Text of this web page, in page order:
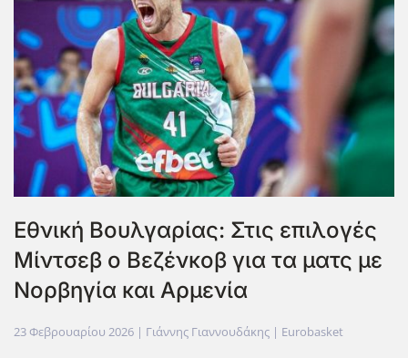
Εθνική Βουλγαρίας: Στις επιλογές
Μίντσεβ ο Βεζένκοβ για τα ματς με
Νορβηγία και Αρμενία
23 Φεβρουαρίου 2026 | Γιάννης Γιαννουδάκης | Eurobasket